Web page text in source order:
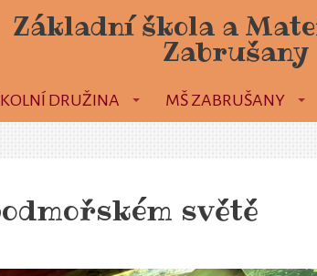
Základní škola a
Zabrušany
DRUŽINA MŠ ZABRUŠANY
světě